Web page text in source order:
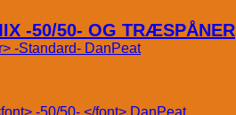
-50/50- OG TRÆSPÅNER
DanPeat